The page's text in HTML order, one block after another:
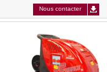
Nous contacter